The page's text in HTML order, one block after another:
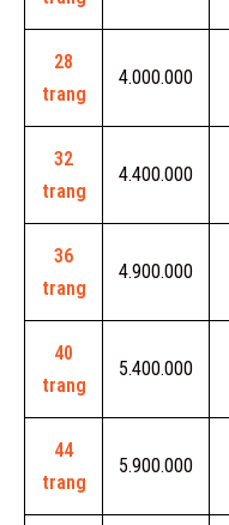
28
trang
4.000.000
32
trang
4.400.000
36
trang
4.900.000
40
trang
5.400.000
44
trang
5.900.000